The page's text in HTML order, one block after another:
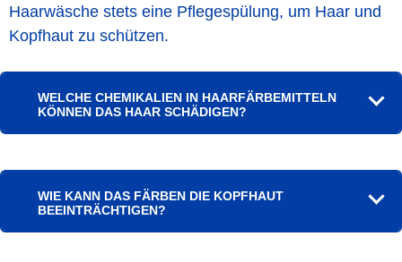
Haarwäsche stets eine Pflegespülung, um Haar und
Kopfhaut zu schützen.
WELCHE CHEMIKALIEN IN HAARFÄRBEMITTELN
KÖNNEN DAS HAAR SCHÄDIGEN?
WIE KANN DAS FÄRBEN DIE KOPFHAUT
BEEINTRÄCHTIGEN?